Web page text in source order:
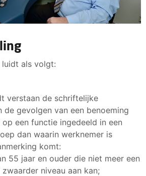
luidt als volgt:
verstaan de schriftelijke
de gevolgen van een benoeming
een functie ingedeeld in een
dan waarin werknemer is
komt:
55 jaar en ouder die niet meer een
niveau aan kan;